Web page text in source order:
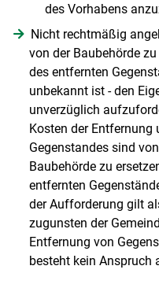
des Vorhabens
Nicht rechtmäßig
von der Baubehörde
des entfernten
unbekannt ist - den
unverzüglich
Kosten der Entfernung
Gegenstandes sind
Baubehörde zu
entfernten
der Aufforderung gilt
zugunsten der
Entfernung von
besteht kein Anspruch